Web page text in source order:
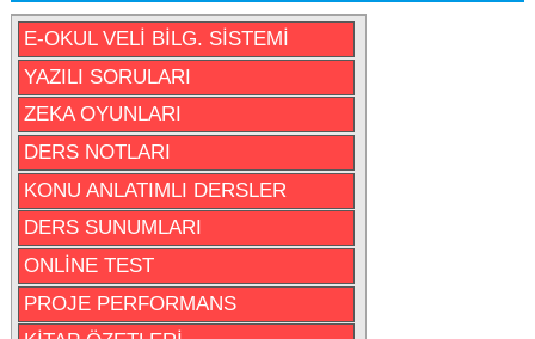
E-OKUL VELİ BİLG. SİSTEMİ
YAZILI SORULARI
ZEKA OYUNLARI
DERS NOTLARI
KONU ANLATIMLI DERSLER
DERS SUNUMLARI
ONLİNE TEST
PROJE PERFORMANS